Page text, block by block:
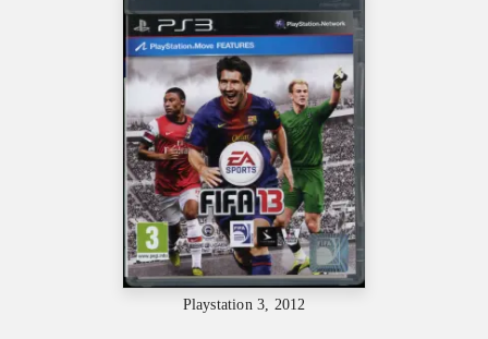
Playstation 3, 2012